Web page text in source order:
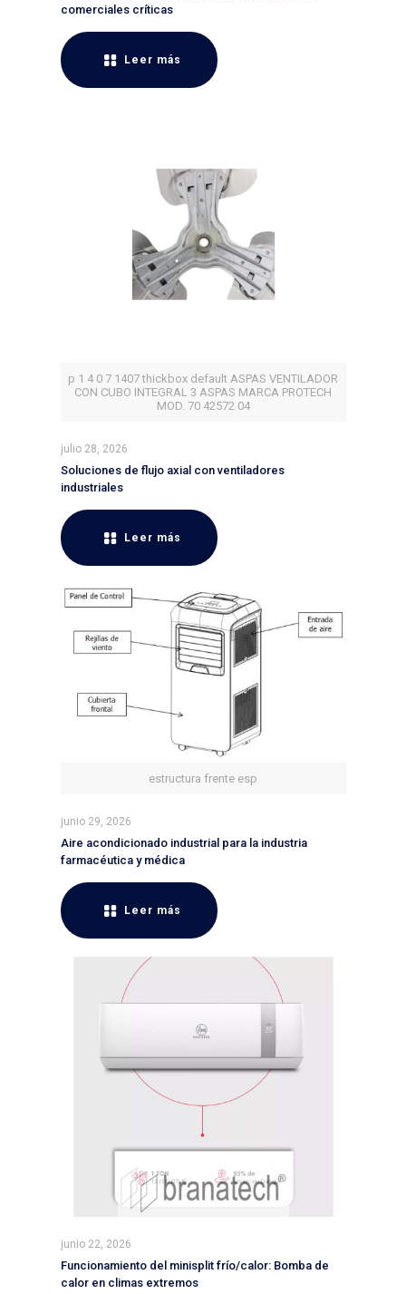
comerciales críticas
Leer más
p 1 4 0 7 1407 thickbox default ASPAS VENTILADOR
CON CUBO INTEGRAL 3 ASPAS MARCA PROTECH
MOD. 70 42572 04
julio 28, 2026
Soluciones de flujo axial con ventiladores
industriales
Leer más
estructura frente esp
junio 29, 2026
Aire acondicionado industrial para la industria
farmacéutica y médica
Leer más
junio 22, 2026
Funcionamiento del minisplit frío/calor: Bomba de
calor en climas extremos